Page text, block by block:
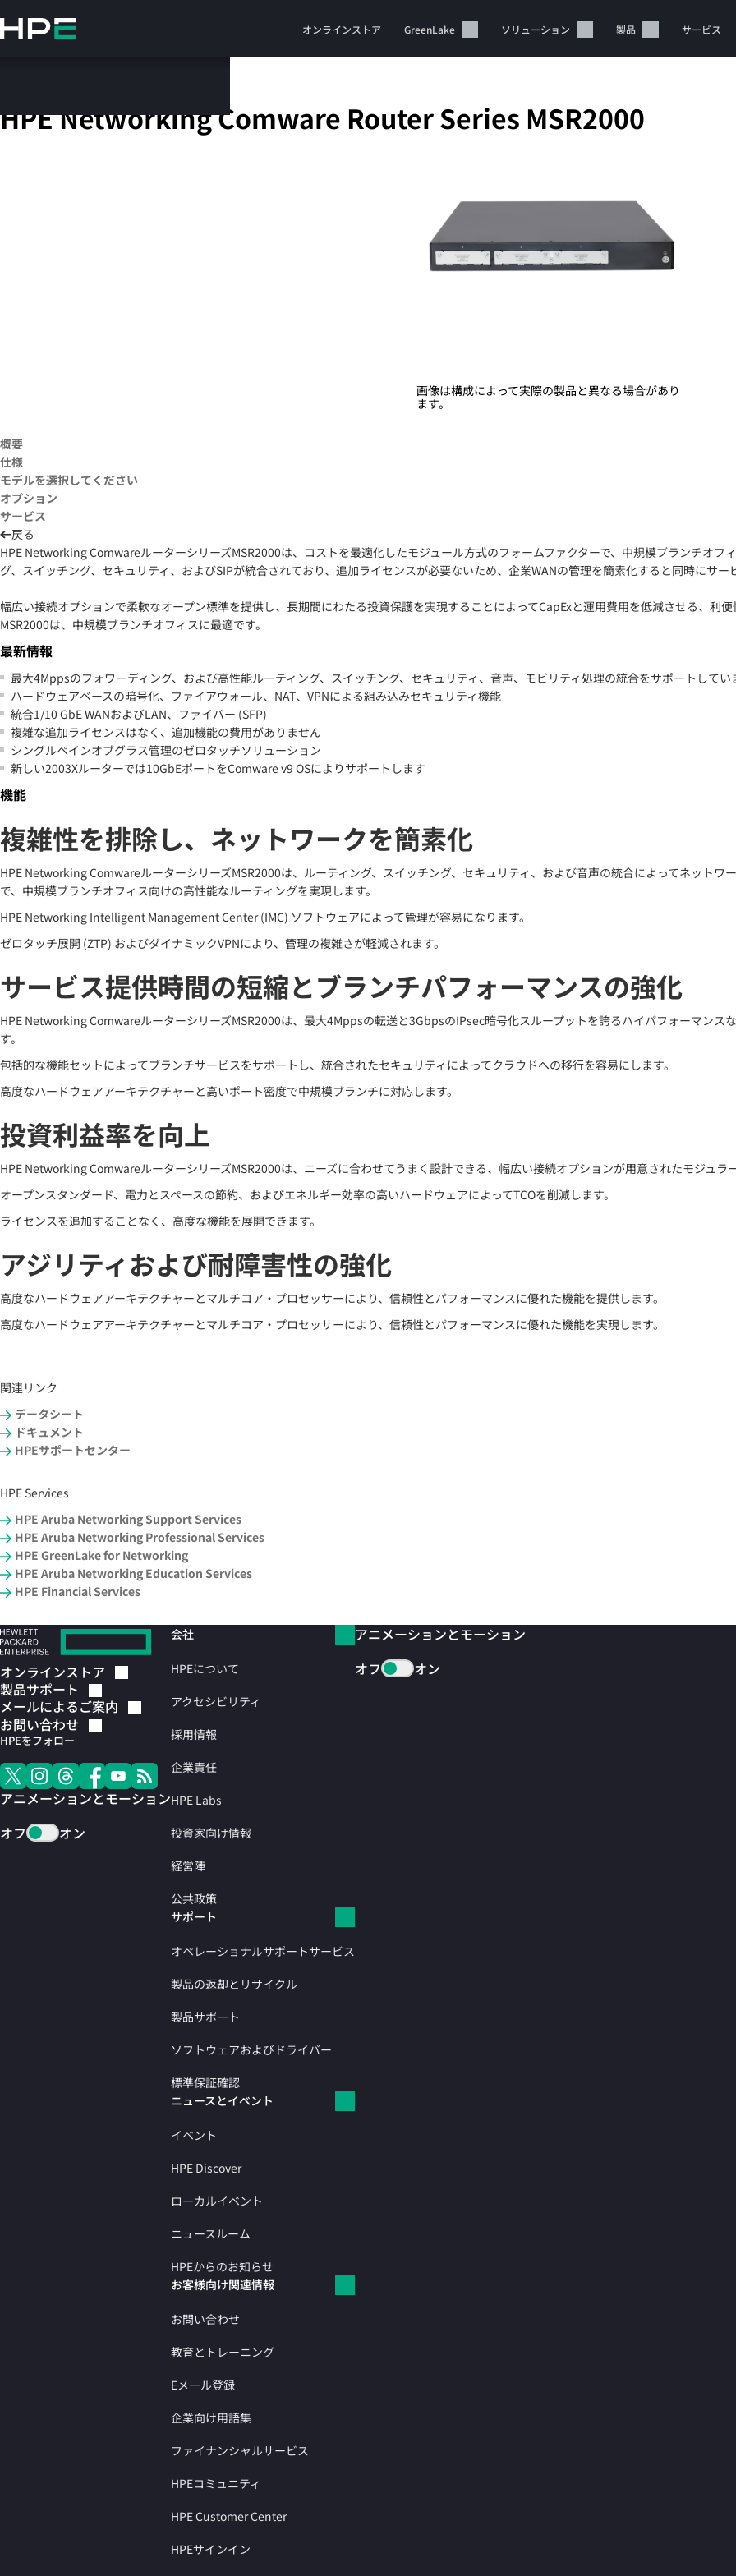
イ
テ
オンラインストア GreenLake ソリューション 製品 サービス
カートは空です
HPEストアで商品を検索、構成、注文できます。
HPE Networking Comware Router Series MSR2000
画像は構成によって実際の製品と異なる場合があり
ます。
概要
仕様
モデルを選択してください
オプション
サービス
戻る
HPE Networking ComwareルーターシリーズMSR2000は、コストを最適化したモジュール方式のフォームファクターで、中規模ブランチオ
グ、スイッチング、セキュリティ、およびSIPが統合されており、追加ライセンスが必要ないため、企業WANの管理を簡素化すると同時にサー
幅広い接続オプションで柔軟なオープン標準を提供し、長期間にわたる投資保護を実現することによってCapExと運用費用を低減させる、利
MSR2000は、中規模ブランチオフィスに最適です。
最新情報
最大4Mppsのフォワーディング、および高性能ルーティング、スイッチング、セキュリティ、音声、モビリティ処理の統合をサポートしてい
ハードウェアベースの暗号化、ファイアウォール、NAT、VPNによる組み込みセキュリティ機能
統合1/10 GbE WANおよびLAN、ファイバー (SFP)
複雑な追加ライセンスはなく、追加機能の費用がありません
シングルペインオブグラス管理のゼロタッチソリューション
新しい2003Xルーターでは10GbEポートをComware v9 OSによりサポートします
機能
複雑性を排除し、ネットワークを簡素化
HPE Networking ComwareルーターシリーズMSR2000は、ルーティング、スイッチング、セキュリティ、および音声の統合によってネット
で、中規模ブランチオフィス向けの高性能なルーティングを実現します。
HPE Networking Intelligent Management Center (IMC) ソフトウェアによって管理が容易になります。
ゼロタッチ展開 (ZTP) およびダイナミックVPNにより、管理の複雑さが軽減されます。
サービス提供時間の短縮とブランチパフォーマンスの強化
HPE Networking ComwareルーターシリーズMSR2000は、最大4Mppsの転送と3GbpsのIPsec暗号化スループットを誇るハイパフォーマンス
す。
包括的な機能セットによってブランチサービスをサポートし、統合されたセキュリティによってクラウドへの移行を容易にします。
高度なハードウェアアーキテクチャーと高いポート密度で中規模ブランチに対応します。
投資利益率を向上
HPE Networking ComwareルーターシリーズMSR2000は、ニーズに合わせてうまく設計できる、幅広い接続オプションが用意されたモジュラ
オープンスタンダード、電力とスペースの節約、およびエネルギー効率の高いハードウェアによってTCOを削減します。
ライセンスを追加することなく、高度な機能を展開できます。
アジリティおよび耐障害性の強化
高度なハードウェアアーキテクチャーとマルチコア・プロセッサーにより、信頼性とパフォーマンスに優れた機能を提供します。
高度なハードウェアアーキテクチャーとマルチコア・プロセッサーにより、信頼性とパフォーマンスに優れた機能を実現します。
関連リンク
データシート
ドキュメント
HPEサポートセンター
HPE Services
HPE Aruba Networking Support Services
HPE Aruba Networking Professional Services
HPE GreenLake for Networking
HPE Aruba Networking Education Services
HPE Financial Services
オンラインストア
製品サポート
メールによるご案内
お問い合わせ
HPEをフォロー
アニメーションとモーション
オフ
オン
会社
HPEについて
アクセシビリティ
採用情報
企業責任
HPE Labs
投資家向け情報
経営陣
公共政策
サポート
オペレーショナルサポートサービス
製品の返却とリサイクル
製品サポート
ソフトウェアおよびドライバー
標準保証確認
ニュースとイベント
イベント
HPE Discover
ローカルイベント
ニュースルーム
HPEからのお知らせ
お客様向け関連情報
お問い合わせ
教育とトレーニング
Eメール登録
企業向け用語集
ファイナンシャルサービス
HPEコミュニティ
HPE Customer Center
HPEサインイン
アニメーションとモーション
オフ
オン